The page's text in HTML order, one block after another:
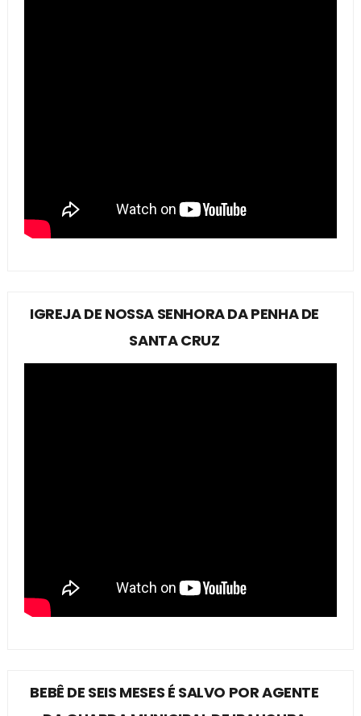
IGREJA DE NOSSA SENHORA DA PENHA DE
SANTA CRUZ
BEBÊ DE SEIS MESES É SALVO POR AGENTE